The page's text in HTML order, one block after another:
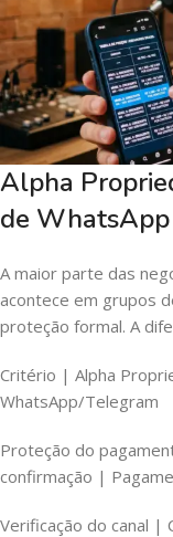
Alpha
de WhatsApp
A maior parte das
acontece em grupos
proteção formal. A
Critério | Alpha
WhatsApp/Telegram
Proteção do
confirmação |
Verificação do canal |